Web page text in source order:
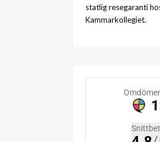
statlig resegaranti
Kammarkollegiet.